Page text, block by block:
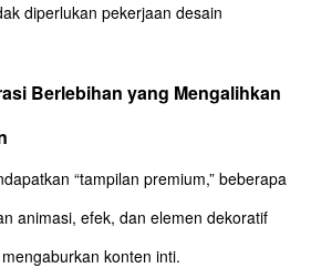
diperlukan pekerjaan desain
Berlebihan yang Mengalihkan
“tampilan premium,” beberapa
animasi, efek, dan elemen dekoratif
konten inti.